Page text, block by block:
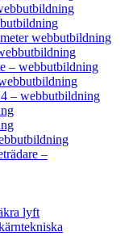
webbutbildning
– webbutbildning
– webbutbildning
–
lyft